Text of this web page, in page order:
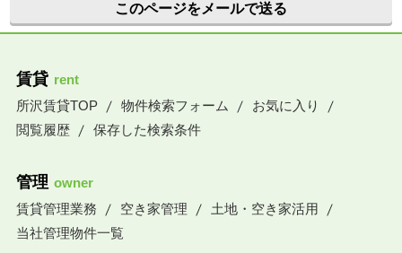
このページをメールで送る
賃貸 rent
所沢賃貸TOP
物件検索フォーム
お気に入り
閲覧履歴
保存した検索条件
管理 owner
賃貸管理業務
空き家管理
土地・空き家活用
当社管理物件一覧